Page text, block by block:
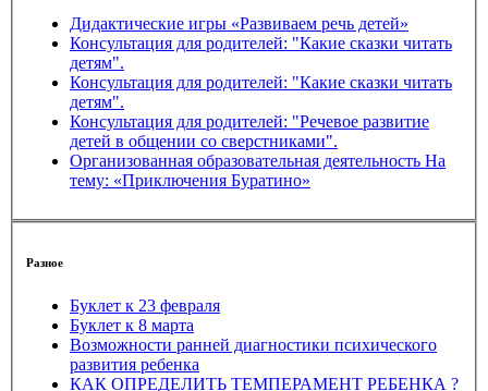
Дидактические игры «Развиваем речь детей»
Консультация для родителей: "Какие сказки читать
детям".
Консультация для родителей: "Какие сказки читать
детям".
Консультация для родителей: "Речевое развитие
детей в общении со сверстниками".
Организованная образовательная деятельность На
тему: «Приключения Буратино»
Разное
Буклет к 23 февраля
Буклет к 8 марта
Возможности ранней диагностики психического
развития ребенка
КАК ОПРЕДЕЛИТЬ ТЕМПЕРАМЕНТ РЕБЕНКА ?